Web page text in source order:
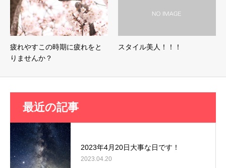
疲れやすこの時期に疲れをと
りませんか？
スタイル美人！！！
最近の記事
2023年4月20日大事な日です！
2023.04.20